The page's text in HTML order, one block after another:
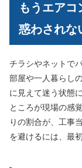
もうエアコ
惑わされな
チラシやネットで
部屋や一人暮らし
に見えて迷う状態
ところが現場の感
りの割合が、工事
を避けるには、最